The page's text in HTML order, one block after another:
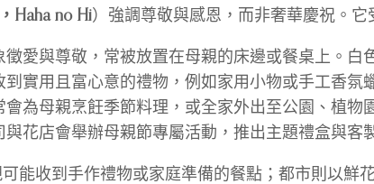
Haha no Hi）強調尊敬與感恩，而非奢華慶祝。
徵愛與尊敬，常被放置在母親的床邊或餐桌上。白
到實用且富心意的禮物，例如家用小物或手工香
會為母親烹飪季節料理，或全家外出至公園、植
與花店會舉辦母親節專屬活動，推出主題禮盒與客
能收到手作禮物或家庭準備的餐點；都市則以鮮